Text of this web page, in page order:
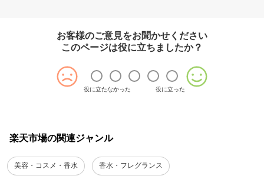
お客様のご意見をお聞かせください
このページは役に立ちましたか？
役に立たなかった 役に立った
楽天市場の関連ジャンル
美容・コスメ・香水 香水・フレグランス